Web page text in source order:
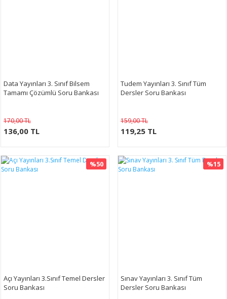
Data Yayınları 3. Sınıf Bilsem
Tamamı Çözümlü Soru Bankası
170,00 TL
136,00 TL
Tudem Yayınları 3. Sınıf Tüm
Dersler Soru Bankası
159,00 TL
119,25 TL
%50
Açı Yayınları 3.Sınıf Temel Dersler
Soru Bankası
%15
Sınav Yayınları 3. Sınıf Tüm
Dersler Soru Bankası